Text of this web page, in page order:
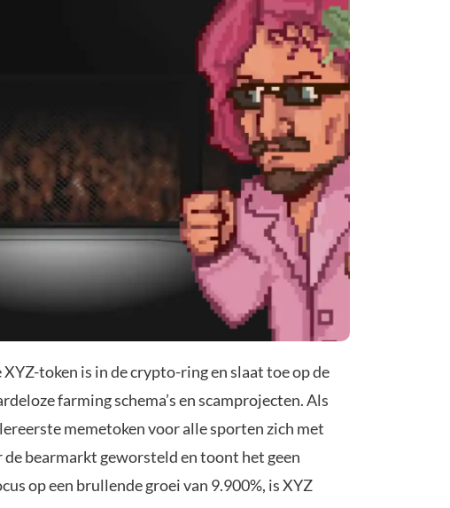
token is in de crypto-ring en slaat toe op de
farming schema’s en scamprojecten. Als
memetoken voor alle sporten zich met
bearmarkt geworsteld en toont het geen
op een brullende groei van 9.900%, is XYZ